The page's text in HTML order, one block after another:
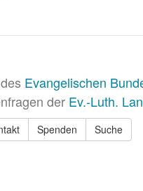
Evangelischen
der Ev.-Luth.
Spenden Suche